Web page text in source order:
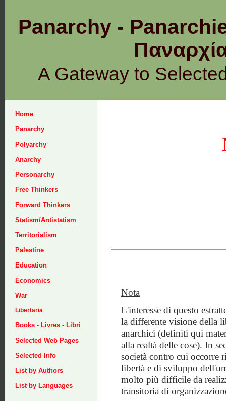
Panarchy -
A Gateway to
Home
Panarchy
Polyarchy
Anarchy
Personarchy
Free Thinkers
Forward Thinkers
Statism/Antistatism
Territorialism
Palestine
Education
Economics
War
Libertaria
Books - Livres - Libri
Selected Web Pages
Selected Info
List by Authors
List by Languages
Nota
L'interesse di questo
la differente visione della
anarchici (definiti qui
alla realtà delle cose). In
società contro cui occorre
libertà e di sviluppo
molto più difficile da
transitoria di